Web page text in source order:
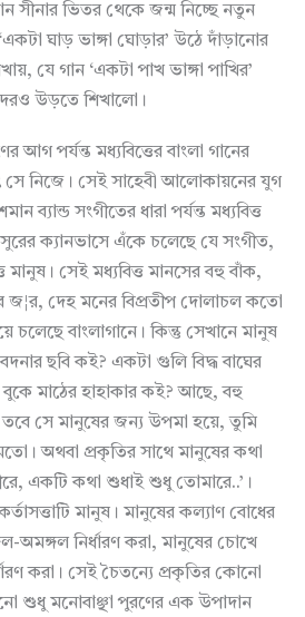
সীনার ভিতর থেকে জন্ম নিচ্ছে নতুন
ঘাড় ভাঙ্গা ঘোড়ার’ উঠে দাঁড়ানোর
যে গান ‘একটা পাখ ভাঙ্গা পাখির’
উড়তে শিখালো।
পর্যন্ত মধ্যবিত্তের বাংলা গানের
সে নিজে। সেই সাহেবী আলোকায়নের যুগ
ব্যান্ড সংগীতের ধারা পর্যন্ত মধ্যবিত্ত
ক্যানভাসে এঁকে চলেছে যে সংগীত,
মানুষ। সেই মধ্যবিত্ত মানসের বহু বাঁক,
জ¦র, দেহ মনের বিপ্রতীপ দোলাচল কতো
চলেছে বাংলাগানে। কিন্তু সেখানে মানুষ
ছবি কই? একটা গুলি বিদ্ধ বাঘের
বুকে মাঠের হাহাকার কই? আছে, বহু
তবে সে মানুষের জন্য উপমা হয়ে, তুমি
অথবা প্রকৃতির সাথে মানুষের কথা
একটি কথা শুধাই শুধু তোমারে..’।
মানুষ। মানুষের কল্যাণ বোধের
অমঙ্গল নির্ধারণ করা, মানুষের চোখে
করা। সেই চৈতন্যে প্রকৃতির কোনো
শুধু মনোবাঞ্ছা পুরণের এক উপাদান